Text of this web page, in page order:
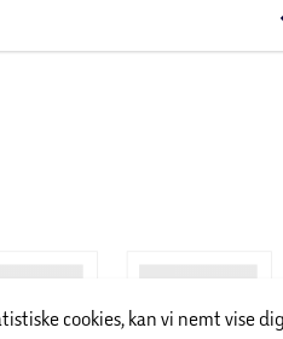
cookies, kan vi nemt vise